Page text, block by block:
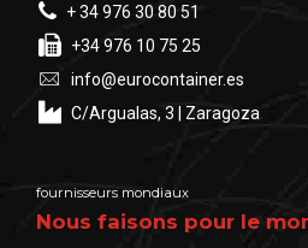
+ 34 976 30 80 51
+34 976 10 75 25
info@eurocontainer.es
C/Argualas, 3 | Zaragoza
fournisseurs mondiaux
Nous faisons pour le